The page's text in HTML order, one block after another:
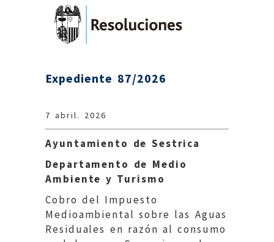
Expediente 87/2026
7 abril. 2026
Ayuntamiento de Sestrica
Departamento de Medio
Ambiente y Turismo
Cobro del Impuesto
Medioambiental sobre las Aguas
Residuales en razón al consumo